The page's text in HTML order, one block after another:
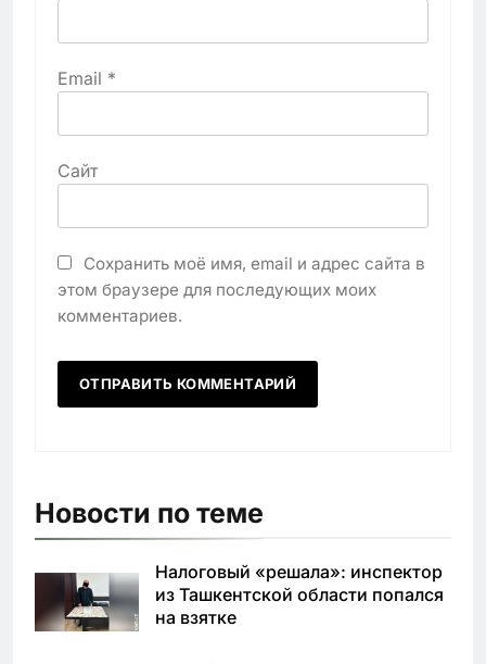
Email *
Сайт
Сохранить моё имя, email и адрес сайта в
этом браузере для последующих моих
комментариев.
Новости по теме
Налоговый «решала»: инспектор
из Ташкентской области попался
на взятке